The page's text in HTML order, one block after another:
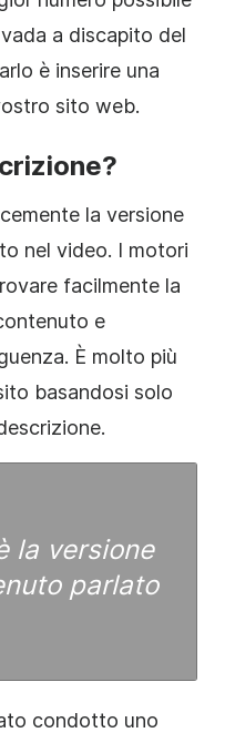
a discapito del
è inserire una
sito web.
la versione
nel video. I motori
facilmente la
e
È molto più
basandosi solo
la versione
parlato
condotto uno